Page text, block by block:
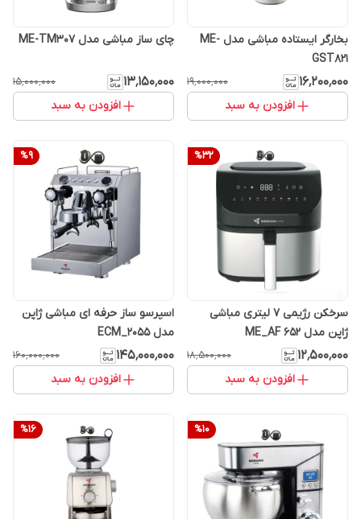
بخارگر ایستاده مباشی مدل ME-
GST821
۱۶٬۲۰۰٬۰۰۰ ۱۹٬۰۰۰٬۰۰۰
افزودن به سبد
چای ساز مباشی مدل ME-TM307
۱۳٬۱۵۰٬۰۰۰ ۱۵٬۰۰۰٬۰۰۰
افزودن به سبد
%32
سرخکن رژیمی ۷ لیتری مباشی
ژاپن مدل ME_AF 652
۱۲٬۵۰۰٬۰۰۰ ۱۸٬۵۰۰٬۰۰۰
افزودن به سبد
%9
اسپرسو ساز حرفه ای مباشی ژاپن
مدل ECM_2055
۱۴۵٬۰۰۰٬۰۰۰ ۱۶۰٬۰۰۰٬۰۰۰
افزودن به سبد
%10
%16